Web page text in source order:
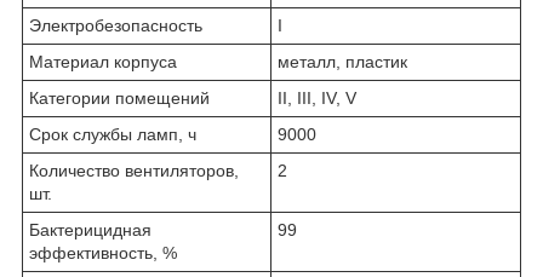
Электробезопасность
I
Материал корпуса
металл, пластик
Категории помещений
II, III, IV, V
Срок службы ламп, ч
9000
Количество вентиляторов,
шт.
2
Бактерицидная
эффективность, %
99